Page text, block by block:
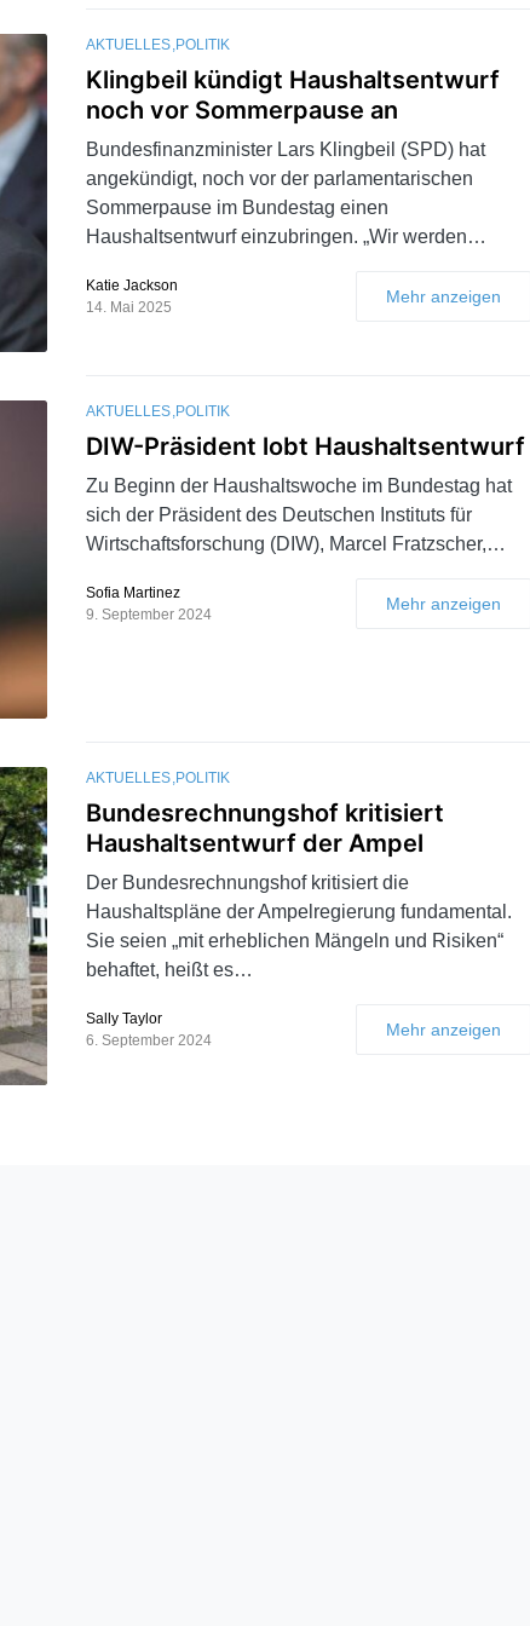
AKTUELLES POLITIK
Klingbeil kündigt Haushaltsentwurf
noch vor Sommerpause an
Bundesfinanzminister Lars Klingbeil (SPD) hat
angekündigt, noch vor der parlamentarischen
Sommerpause im Bundestag einen
Haushaltsentwurf einzubringen. „Wir werden…
Katie Jackson
14. Mai 2025
Mehr anzeigen
AKTUELLES POLITIK
DIW-Präsident lobt Haushaltsentwurf
Zu Beginn der Haushaltswoche im Bundestag hat
sich der Präsident des Deutschen Instituts für
Wirtschaftsforschung (DIW), Marcel Fratzscher,…
Sofia Martinez
9. September 2024
Mehr anzeigen
AKTUELLES POLITIK
Bundesrechnungshof kritisiert
Haushaltsentwurf der Ampel
Der Bundesrechnungshof kritisiert die
Haushaltspläne der Ampelregierung fundamental.
Sie seien „mit erheblichen Mängeln und Risiken“
behaftet, heißt es…
Sally Taylor
6. September 2024
Mehr anzeigen